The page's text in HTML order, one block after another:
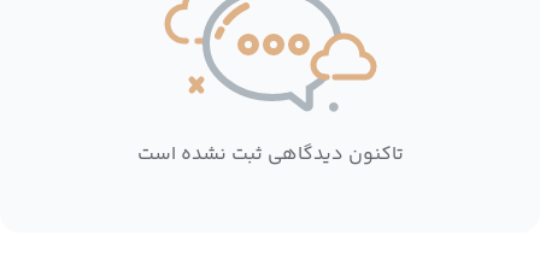
تاکنون دیدگاهی ثبت نشده است